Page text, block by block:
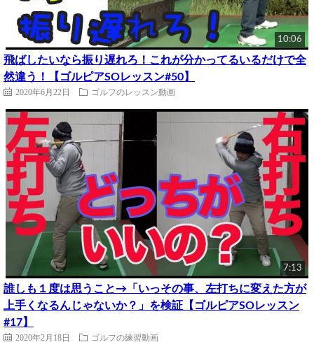
10:06
飛ばしたいなら振り遅れろ！これが分かってるいるだけで全
然違う！【ゴルピアSOレッスン#50】
2020年6月22日 ゴルフのレッスン動画
7:13
誰しも１度は思うこと→「いっその事、左打ちに変えた方が
上手くなるんじゃないか？」を検証【ゴルピアSOレッスン
#17】
2020年2月18日 ゴルフの練習動画